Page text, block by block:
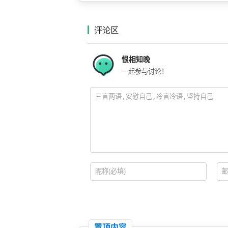
评论区
恨相知晚
一起参与讨论！